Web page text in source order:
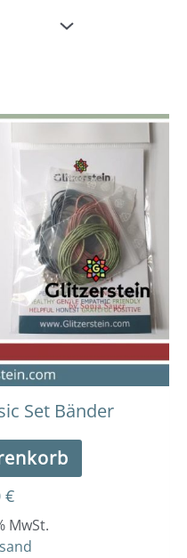
Set Bänder
€
MwSt.